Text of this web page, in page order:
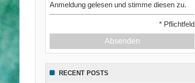
Anmeldung gelesen und stimme diesen zu.
* Pflichtfeld
Absenden
RECENT POSTS